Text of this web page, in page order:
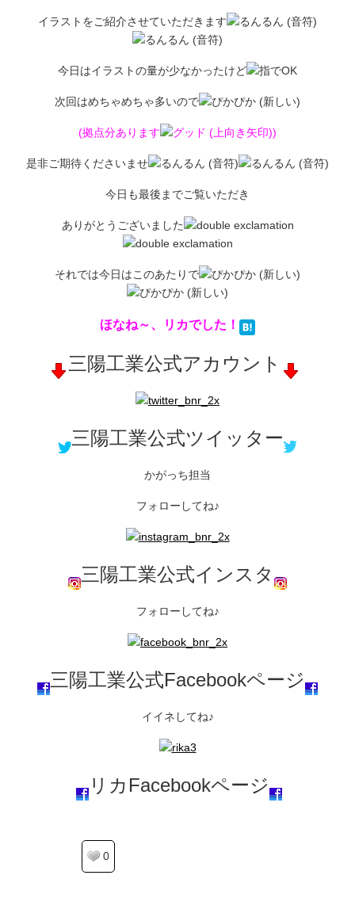
イラストをご紹介させていただきます
今日はイラストの量が少なかったけど
次回はめちゃめちゃ多いので
(拠点分あります )
是非ご期待くださいませ
今日も最後までご覧いただき
ありがとうございました
それでは今日はこのあたりで
ほなね～、リカでした！
三陽工業公式アカウント
三陽工業公式ツイッター
かがっち担当
フォローしてね♪
三陽工業公式インスタ
フォローしてね♪
三陽工業公式Facebookページ
イイネしてね♪
リカFacebookページ
0